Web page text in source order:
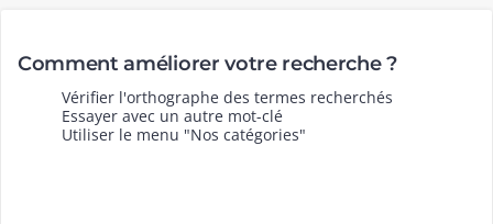
Comment améliorer votre recherche ?
Vérifier l'orthographe des termes recherchés
Essayer avec un autre mot-clé
Utiliser le menu "Nos catégories"